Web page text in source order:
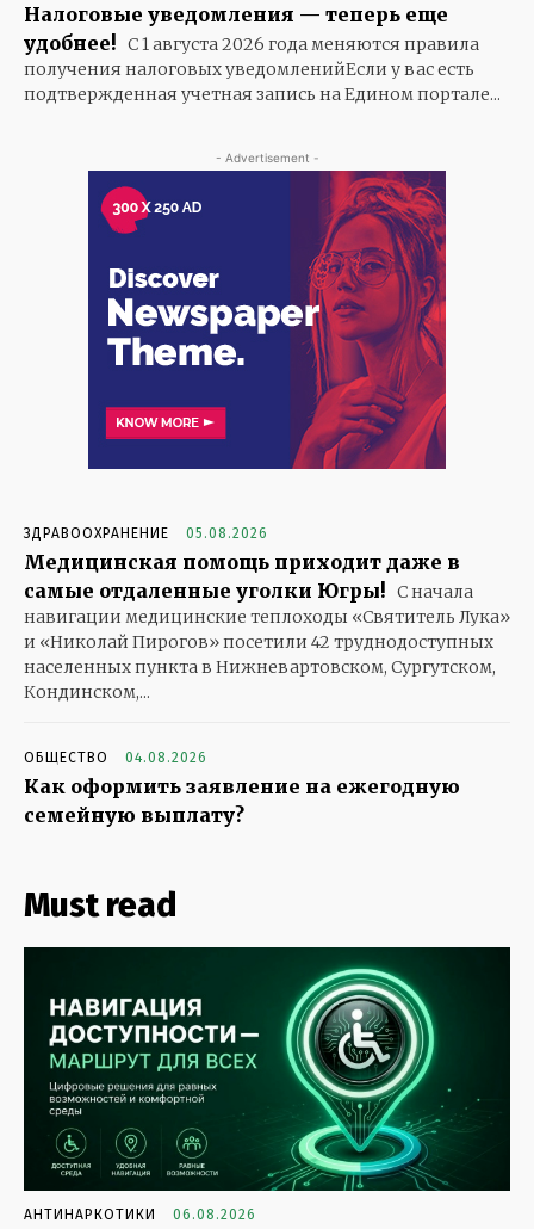
Налоговые уведомления — теперь еще
удобнее! С 1 августа 2026 года меняются правила
получения налоговых уведомленийЕсли у вас есть
подтвержденная учетная запись на Едином портале...
- Advertisement -
ЗДРАВООХРАНЕНИЕ 05.08.2026
Медицинская помощь приходит даже в
самые отдаленные уголки Югры! С начала
навигации медицинские теплоходы «Святитель Лука»
и «Николай Пирогов» посетили 42 труднодоступных
населенных пункта в Нижневартовском, Сургутском,
Кондинском,...
ОБЩЕСТВО 04.08.2026
Как оформить заявление на ежегодную
семейную выплату?
Must read
АНТИНАРКОТИКИ 06.08.2026